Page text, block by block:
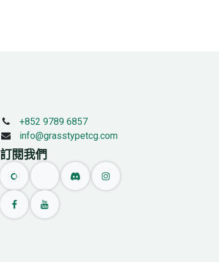
+852 9789 6857
info@grasstypetcg.com
訂閱我們